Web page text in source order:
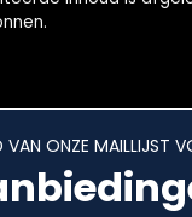
VAN ONZE MAILLIJST